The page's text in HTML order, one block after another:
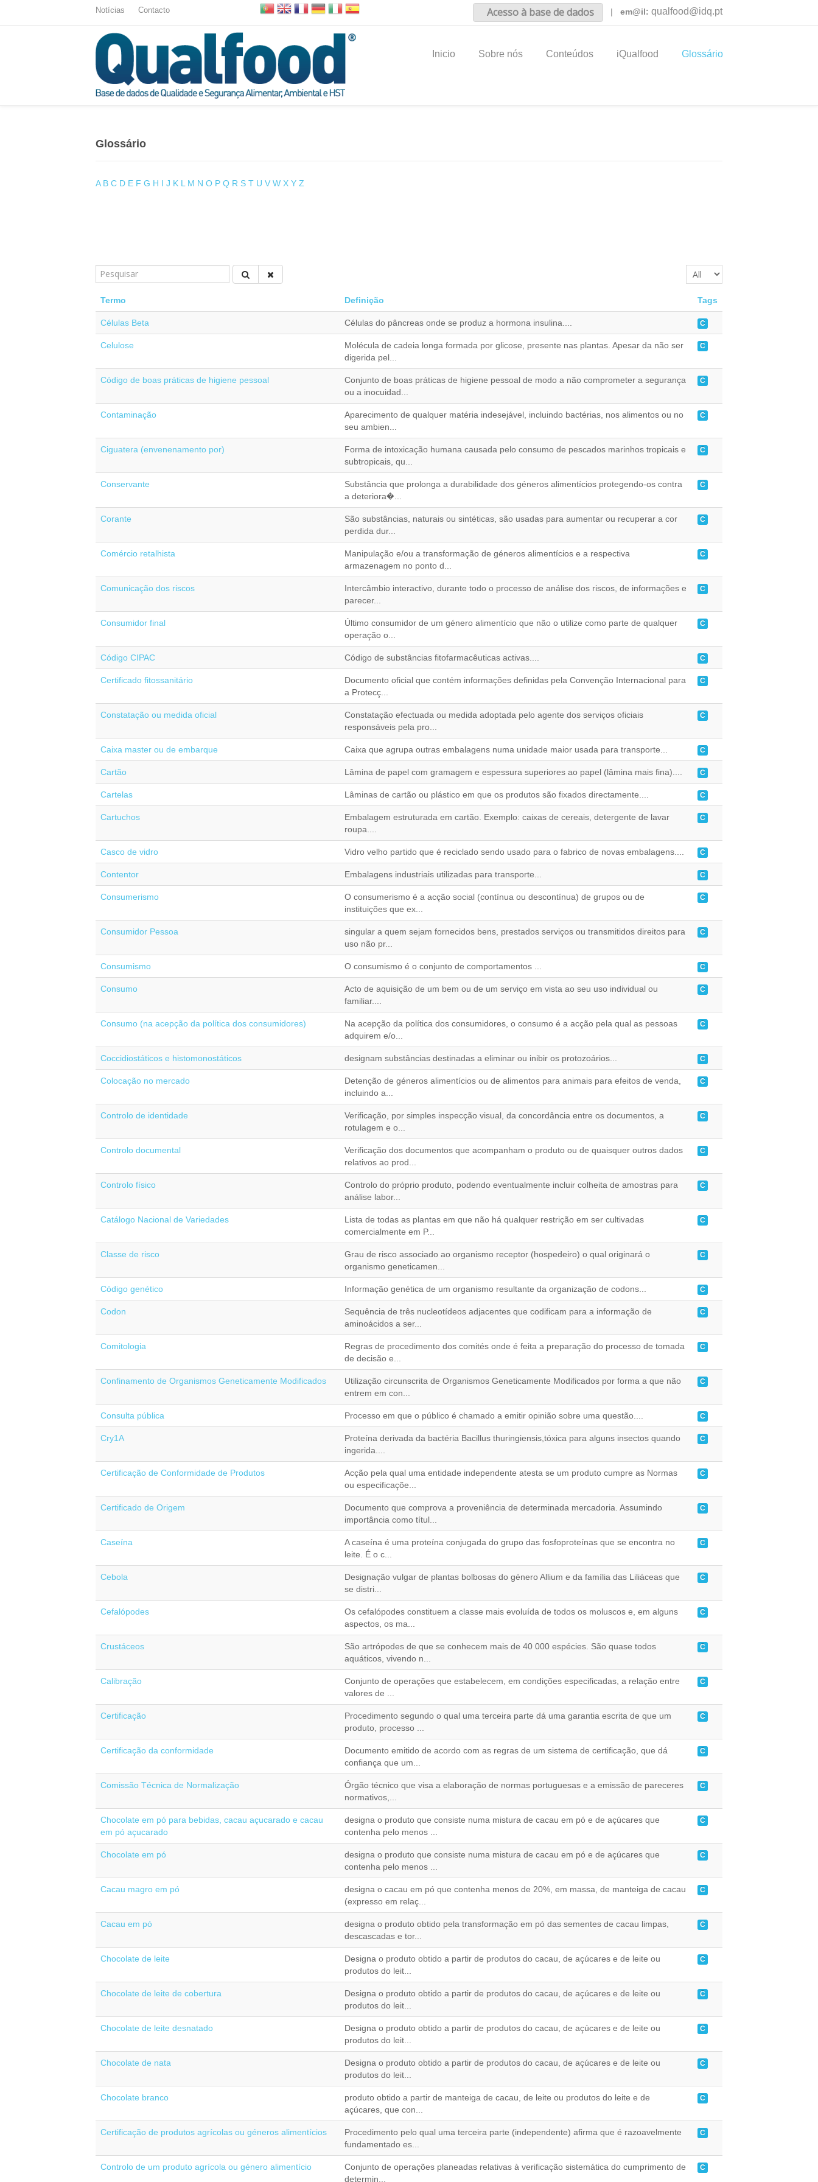
Notícias Contacto Acesso à base de dados | em@il: qualfood@idq.pt
Inicio Sobre nós Conteúdos iQualfood Glossário
Glossário
A B C D E F G H I J K L M N O P Q R S T U V W X Y Z
Termo Definição Tags
Células Beta Células do pâncreas onde se produz a hormona insulina.... C
Celulose
Molécula de cadeia longa formada por glicose, presente nas plantas. Apesar da não ser
digerida pel...
C
Código de boas práticas de higiene pessoal
Conjunto de boas práticas de higiene pessoal de modo a não comprometer a segurança
ou a inocuidad...
C
Contaminação
Aparecimento de qualquer matéria indesejável, incluindo bactérias, nos alimentos ou no
seu ambien...
C
Ciguatera (envenenamento por)
Forma de intoxicação humana causada pelo consumo de pescados marinhos tropicais e
subtropicais, qu...
C
Conservante
Substância que prolonga a durabilidade dos géneros alimentícios protegendo-os contra
a deteriora�...
C
Corante
São substâncias, naturais ou sintéticas, são usadas para aumentar ou recuperar a cor
perdida dur...
C
Comércio retalhista
Manipulação e/ou a transformação de géneros alimentícios e a respectiva
armazenagem no ponto d...
C
Comunicação dos riscos
Intercâmbio interactivo, durante todo o processo de análise dos riscos, de informações e
parecer...
C
Consumidor final
Último consumidor de um género alimentício que não o utilize como parte de qualquer
operação o...
C
Código CIPAC Código de substâncias fitofarmacêuticas activas.... C
Certificado fitossanitário
Documento oficial que contém informações definidas pela Convenção Internacional para
a Protecç...
C
Constatação ou medida oficial
Constatação efectuada ou medida adoptada pelo agente dos serviços oficiais
responsáveis pela pro...
C
Caixa master ou de embarque Caixa que agrupa outras embalagens numa unidade maior usada para transporte... C
Cartão Lâmina de papel com gramagem e espessura superiores ao papel (lâmina mais fina).... C
Cartelas Lâminas de cartão ou plástico em que os produtos são fixados directamente.... C
Cartuchos
Embalagem estruturada em cartão. Exemplo: caixas de cereais, detergente de lavar
roupa....
C
Casco de vidro Vidro velho partido que é reciclado sendo usado para o fabrico de novas embalagens.... C
Contentor Embalagens industriais utilizadas para transporte... C
Consumerismo
O consumerismo é a acção social (contínua ou descontínua) de grupos ou de
instituições que ex...
C
Consumidor Pessoa
singular a quem sejam fornecidos bens, prestados serviços ou transmitidos direitos para
uso não pr...
C
Consumismo O consumismo é o conjunto de comportamentos ... C
Consumo
Acto de aquisição de um bem ou de um serviço em vista ao seu uso individual ou
familiar....
C
Consumo (na acepção da política dos consumidores)
Na acepção da política dos consumidores, o consumo é a acção pela qual as pessoas
adquirem e/o...
C
Coccidiostáticos e histomonostáticos designam substâncias destinadas a eliminar ou inibir os protozoários... C
Colocação no mercado
Detenção de géneros alimentícios ou de alimentos para animais para efeitos de venda,
incluindo a...
C
Controlo de identidade
Verificação, por simples inspecção visual, da concordância entre os documentos, a
rotulagem e o...
C
Controlo documental
Verificação dos documentos que acompanham o produto ou de quaisquer outros dados
relativos ao prod...
C
Controlo físico
Controlo do próprio produto, podendo eventualmente incluir colheita de amostras para
análise labor...
C
Catálogo Nacional de Variedades
Lista de todas as plantas em que não há qualquer restrição em ser cultivadas
comercialmente em P...
C
Classe de risco
Grau de risco associado ao organismo receptor (hospedeiro) o qual originará o
organismo geneticamen...
C
Código genético Informação genética de um organismo resultante da organização de codons... C
Codon
Sequência de três nucleotídeos adjacentes que codificam para a informação de
aminoácidos a ser...
C
Comitologia
Regras de procedimento dos comités onde é feita a preparação do processo de tomada
de decisão e...
C
Confinamento de Organismos Geneticamente Modificados
Utilização circunscrita de Organismos Geneticamente Modificados por forma a que não
entrem em con...
C
Consulta pública Processo em que o público é chamado a emitir opinião sobre uma questão.... C
Cry1A
Proteína derivada da bactéria Bacillus thuringiensis,tóxica para alguns insectos quando
ingerida....
C
Certificação de Conformidade de Produtos
Acção pela qual uma entidade independente atesta se um produto cumpre as Normas
ou especificaçõe...
C
Certificado de Origem
Documento que comprova a proveniência de determinada mercadoria. Assumindo
importância como títul...
C
Caseína
A caseína é uma proteína conjugada do grupo das fosfoproteínas que se encontra no
leite. É o c...
C
Cebola
Designação vulgar de plantas bolbosas do género Allium e da família das Liliáceas que
se distri...
C
Cefalópodes
Os cefalópodes constituem a classe mais evoluída de todos os moluscos e, em alguns
aspectos, os ma...
C
Crustáceos
São artrópodes de que se conhecem mais de 40 000 espécies. São quase todos
aquáticos, vivendo n...
C
Calibração
Conjunto de operações que estabelecem, em condições especificadas, a relação entre
valores de ...
C
Certificação
Procedimento segundo o qual uma terceira parte dá uma garantia escrita de que um
produto, processo ...
C
Certificação da conformidade
Documento emitido de acordo com as regras de um sistema de certificação, que dá
confiança que um...
C
Comissão Técnica de Normalização
Órgão técnico que visa a elaboração de normas portuguesas e a emissão de pareceres
normativos,...
C
Chocolate em pó para bebidas, cacau açucarado e cacau
em pó açucarado
designa o produto que consiste numa mistura de cacau em pó e de açúcares que
contenha pelo menos ...
C
Chocolate em pó
designa o produto que consiste numa mistura de cacau em pó e de açúcares que
contenha pelo menos ...
C
Cacau magro em pó
designa o cacau em pó que contenha menos de 20%, em massa, de manteiga de cacau
(expresso em relaç...
C
Cacau em pó
designa o produto obtido pela transformação em pó das sementes de cacau limpas,
descascadas e tor...
C
Chocolate de leite
Designa o produto obtido a partir de produtos do cacau, de açúcares e de leite ou
produtos do leit...
C
Chocolate de leite de cobertura
Designa o produto obtido a partir de produtos do cacau, de açúcares e de leite ou
produtos do leit...
C
Chocolate de leite desnatado
Designa o produto obtido a partir de produtos do cacau, de açúcares e de leite ou
produtos do leit...
C
Chocolate de nata
Designa o produto obtido a partir de produtos do cacau, de açúcares e de leite ou
produtos do leit...
C
Chocolate branco
produto obtido a partir de manteiga de cacau, de leite ou produtos do leite e de
açúcares, que con...
C
Certificação de produtos agrícolas ou géneros alimentícios
Procedimento pelo qual uma terceira parte (independente) afirma que é razoavelmente
fundamentado es...
C
Controlo de um produto agrícola ou género alimentício
Conjunto de operações planeadas relativas à verificação sistemática do cumprimento de
determin...
C